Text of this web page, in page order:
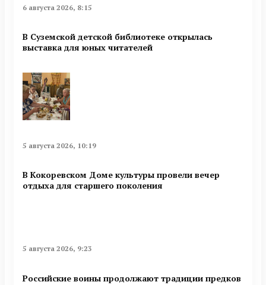
6 августа 2026, 8:15
В Суземской детской библиотеке открылась
выставка для юных читателей
5 августа 2026, 10:19
В Кокоревском Доме культуры провели вечер
отдыха для старшего поколения
5 августа 2026, 9:23
Российские воины продолжают традиции предков